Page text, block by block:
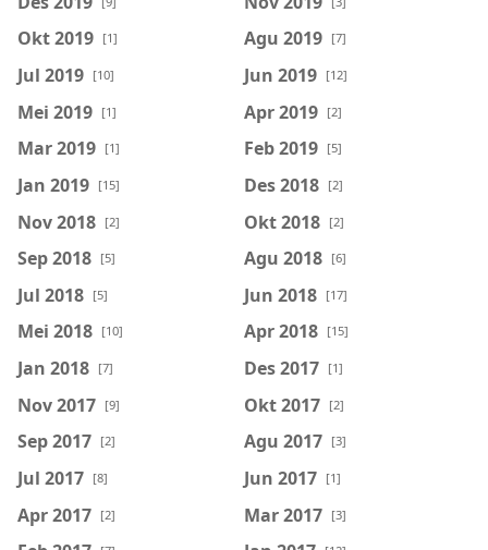
Okt 2019 [1] Agu 2019 [7]
Jul 2019 [10] Jun 2019 [12]
Mei 2019 [1] Apr 2019 [2]
Mar 2019 [1] Feb 2019 [5]
Jan 2019 [15] Des 2018 [2]
Nov 2018 [2] Okt 2018 [2]
Sep 2018 [5] Agu 2018 [6]
Jul 2018 [5] Jun 2018 [17]
Mei 2018 [10] Apr 2018 [15]
Jan 2018 [7] Des 2017 [1]
Nov 2017 [9] Okt 2017 [2]
Sep 2017 [2] Agu 2017 [3]
Jul 2017 [8] Jun 2017 [1]
Apr 2017 [2] Mar 2017 [3]